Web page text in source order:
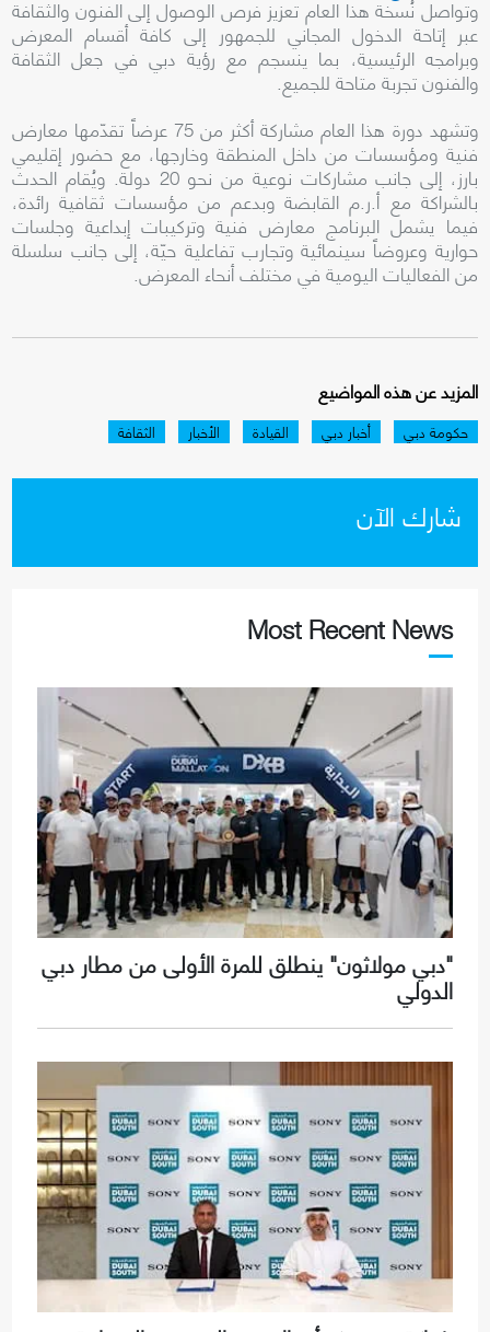
وتواصل نُسخة هذا العام تعزيز فرص الوصول إلى الفنون والثقافة
عبر إتاحة الدخول المجاني للجمهور إلى كافة أقسام المعرض
وبرامجه الرئيسية، بما ينسجم مع رؤية دبي في جعل الثقافة
والفنون تجربة متاحة للجميع.
وتشهد دورة هذا العام مشاركة أكثر من 75 عرضاً تقدّمها معارض
فنية ومؤسسات من داخل المنطقة وخارجها، مع حضور إقليمي
بارز، إلى جانب مشاركات نوعية من نحو 20 دولة. ويُقام الحدث
بالشراكة مع أ.ر.م القابضة وبدعم من مؤسسات ثقافية رائدة،
فيما يشمل البرنامج معارض فنية وتركيبات إبداعية وجلسات
حوارية وعروضاً سينمائية وتجارب تفاعلية حيّة، إلى جانب سلسلة
من الفعاليات اليومية في مختلف أنحاء المعرض.
المزيد عن هذه المواضيع
حكومة دبي أخبار دبي القيادة الأخبار الثقافة
شارك الآن
Most Recent News
"دبي مولاثون" ينطلق للمرة الأولى من مطار دبي
الدولي